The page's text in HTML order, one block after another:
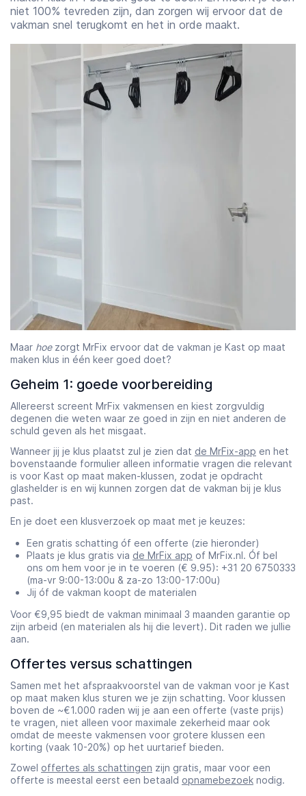
niet 100% tevreden zijn, dan zorgen wij ervoor dat de
vakman snel terugkomt en het in orde maakt.
Maar hoezorgt MrFix ervoor dat de vakman je Kast op maat
maken klus in één keer goed doet?
Geheim 1: goede voorbereiding
Allereerst screent MrFix vakmensen en kiest zorgvuldig
degenen die weten waar ze goed in zijn en niet anderen de
schuld geven als het misgaat.
Wanneer jij je klus plaatst zul je zien dat de MrFix-app en het
bovenstaande formulier alleen informatie vragen die relevant
is voor Kast op maat maken-klussen, zodat je opdracht
glashelder is en wij kunnen zorgen dat de vakman bij je klus
past.
En je doet een klusverzoek op maat met je keuzes:
Een gratis schatting óf een offerte (zie hieronder)
Plaats je klus gratis via de MrFix app of MrFix.nl. Óf bel
ons om hem voor je in te voeren (€ 9.95): +31 20 6750333
(ma-vr 9:00-13:00u & za-zo 13:00-17:00u)
Jij óf de vakman koopt de materialen
Voor €9,95 biedt de vakman minimaal 3 maanden garantie op
zijn arbeid (en materialen als hij die levert). Dit raden we jullie
aan.
Offertes versus schattingen
Samen met het afspraakvoorstel van de vakman voor je Kast
op maat maken klus sturen we je zijn schatting. Voor klussen
boven de ~€1.000 raden wij je aan een offerte (vaste prijs)
te vragen, niet alleen voor maximale zekerheid maar ook
omdat de meeste vakmensen voor grotere klussen een
korting (vaak 10-20%) op het uurtarief bieden.
Zowel offertes als schattingen zijn gratis, maar voor een
offerte is meestal eerst een betaald opnamebezoek nodig.
Starttijd
07:00
Eindtijd
23:00